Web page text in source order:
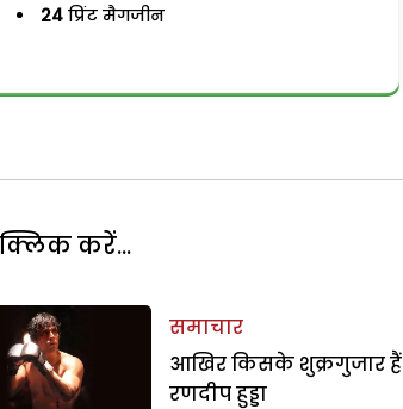
24 प्रिंट मैगजीन
करें...
समाचार
आखिर किसके शुक्रगुजार हैं
रणदीप हुड्डा